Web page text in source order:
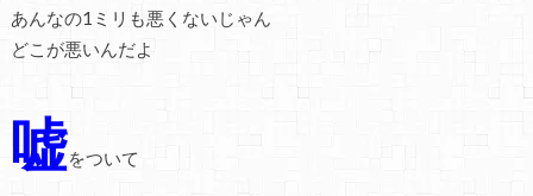
あんなの1ミリも悪くないじゃん
どこが悪いんだよ
嘘をついて